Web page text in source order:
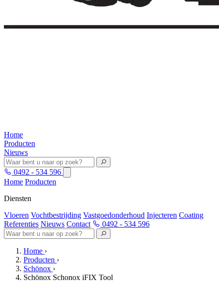
Home
Producten
Nieuws
0492 - 534 596
Home Producten
Diensten
Vloeren Vochtbestrijding Vastgoedonderhoud Injecteren Coating
Referenties Nieuws Contact 0492 - 534 596
Home ›
Producten ›
Schönox ›
Schönox Schonox iFIX Tool